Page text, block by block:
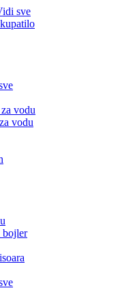
sve
vodu
vodu
bojler